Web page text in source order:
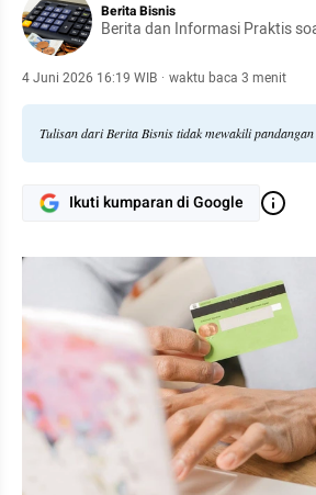
Berita Bisnis
Berita dan Informasi Praktis
4 Juni 2026 16:19 WIB · waktu baca 3 menit
Tulisan dari Berita Bisnis tidak mewakili
Ikuti kumparan di Google